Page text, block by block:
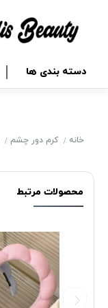
دسته بندی ها
خانه کرم دور چشم
محصولات مرتبط